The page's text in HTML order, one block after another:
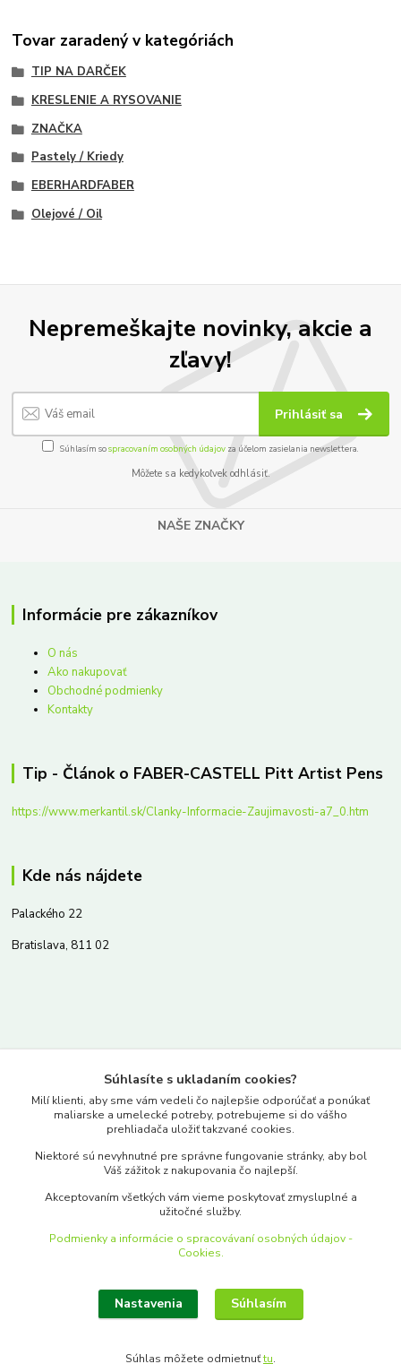
Tovar zaradený v kategóriách
TIP NA DARČEK
KRESLENIE A RYSOVANIE
ZNAČKA
Pastely / Kriedy
EBERHARDFABER
Olejové / Oil
Nepremeškajte novinky, akcie a
zľavy!
Prihlásiť sa
Súhlasím sospracovaním osobných údajov za účelom zasielania newslettera.
Môžete sa kedykoľvek odhlásiť.
NAŠE ZNAČKY
Informácie pre zákazníkov
O nás
Ako nakupovať
Obchodné podmienky
Kontakty
Tip - Článok o FABER-CASTELL Pitt Artist Pens
https://www.merkantil.sk/Clanky-Informacie-Zaujimavosti-a7_0.htm
Kde nás nájdete
Palackého 22
Bratislava, 811 02
www.merkantil.sk
Pondelok-Piatok: 9.00-17.00hod.
objednavky@merkantil-obchod.sk
Upraviť zber cookies.
Súhlasíte s ukladaním cookies?
Milí klienti, aby sme vám vedeli čo najlepšie odporúčať a ponúkať
maliarske a umelecké potreby, potrebujeme si do vášho
prehliadača uložiť takzvané cookies.
Niektoré sú nevyhnutné pre správne fungovanie stránky, aby bol
Váš zážitok z nakupovania čo najlepší.
Akceptovaním všetkých vám vieme poskytovať zmysluplné a
užitočné služby.
Podmienky a informácie o spracovávaní osobných údajov -
Cookies.
Nastavenia Súhlasím
Súhlas môžete odmietnuťtu.